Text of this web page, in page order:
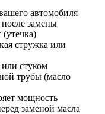
автомобиля
замены
(утечка)
стружка или
или стуком
трубы (масло
мощность
заменой масла